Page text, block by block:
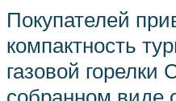
Покупателей
компактность
газовой горелки